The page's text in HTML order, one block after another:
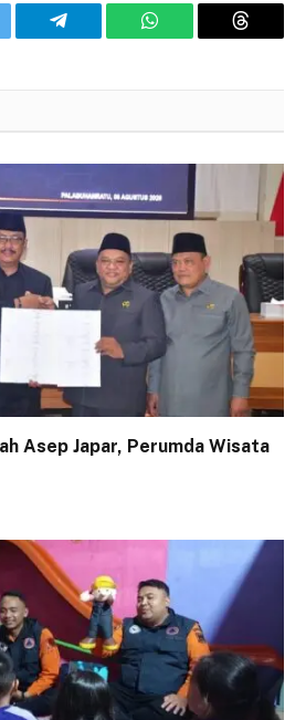
Telegram WhatsApp Threads
Asep Japar, Perumda Wisata